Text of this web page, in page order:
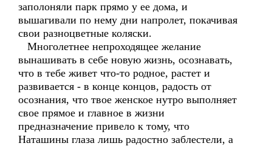
заполоняли парк прямо у ее дома, и
вышагивали по нему дни напролет, покачивая
свои разноцветные коляски.
Многолетнее непроходящее желание
вынашивать в себе новую жизнь, осознавать,
что в тебе живет что-то родное, растет и
развивается - в конце концов, радость от
осознания, что твое женское нутро выполняет
свое прямое и главное в жизни
предназначение привело к тому, что
Наташины глаза лишь радостно заблестели, а